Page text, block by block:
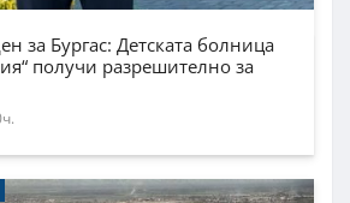
за Бургас: Детската болница
получи разрешително за